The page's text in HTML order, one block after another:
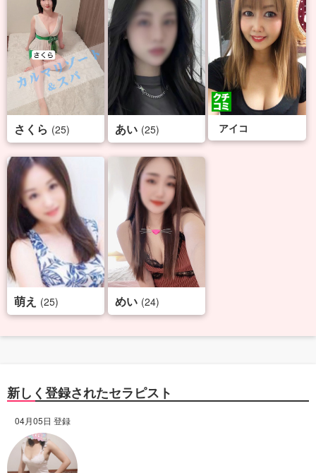
さくら (25) あい (25) アイコ
萌え (25) めい (24)
新しく登録されたセラピスト
04月05日 登録